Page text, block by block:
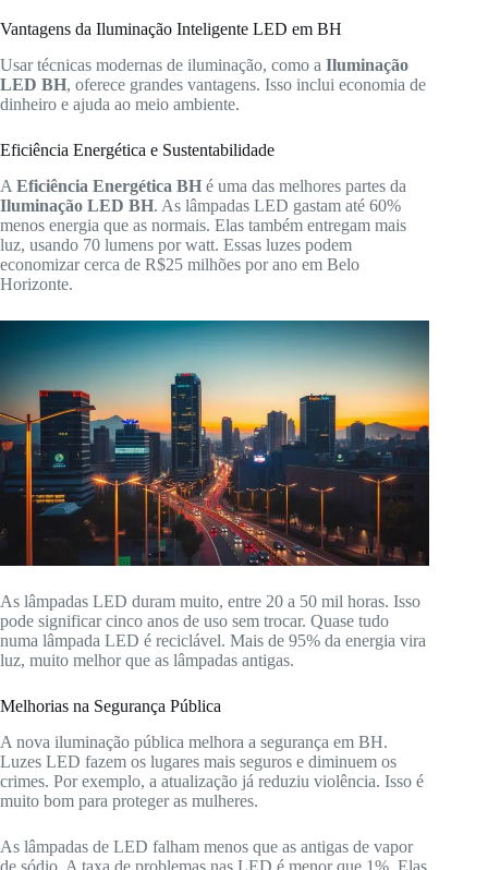
Vantagens da Iluminação Inteligente LED em BH
Usar técnicas modernas de iluminação, como a Iluminação
LED BH, oferece grandes vantagens. Isso inclui economia de
dinheiro e ajuda ao meio ambiente.
Eficiência Energética e Sustentabilidade
A Eficiência Energética BH é uma das melhores partes da
Iluminação LED BH. As lâmpadas LED gastam até 60%
menos energia que as normais. Elas também entregam mais
luz, usando 70 lumens por watt. Essas luzes podem
economizar cerca de R$25 milhões por ano em Belo
Horizonte.
As lâmpadas LED duram muito, entre 20 a 50 mil horas. Isso
pode significar cinco anos de uso sem trocar. Quase tudo
numa lâmpada LED é reciclável. Mais de 95% da energia vira
luz, muito melhor que as lâmpadas antigas.
Melhorias na Segurança Pública
A nova iluminação pública melhora a segurança em BH.
Luzes LED fazem os lugares mais seguros e diminuem os
crimes. Por exemplo, a atualização já reduziu violência. Isso é
muito bom para proteger as mulheres.
As lâmpadas de LED falham menos que as antigas de vapor